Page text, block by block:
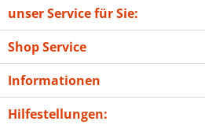
unser Service für Sie:
Shop Service
Informationen
Hilfestellungen: